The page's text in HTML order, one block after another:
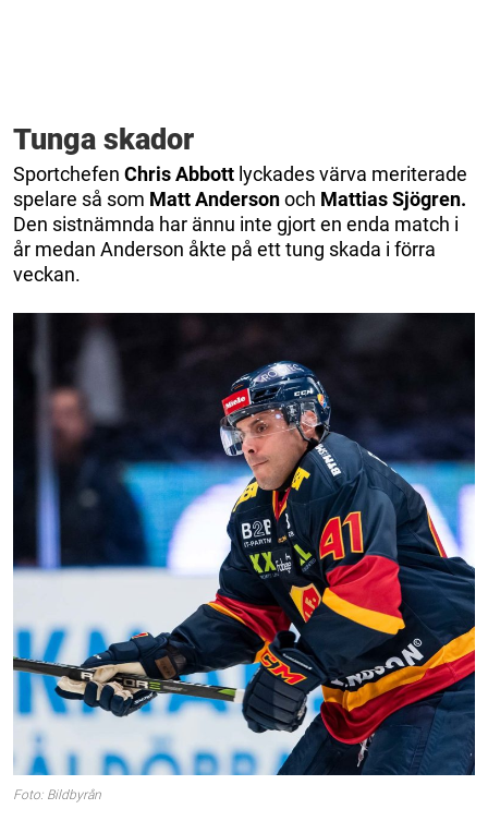
Tunga skador
Sportchefen Chris Abbott lyckades värva meriterade
spelare så som Matt Andersonoch Mattias Sjögren.
Den sistnämnda har ännu inte gjort en enda match i
år medan Anderson åkte på ett tung skada i förra
veckan.
Foto: Bildbyrån